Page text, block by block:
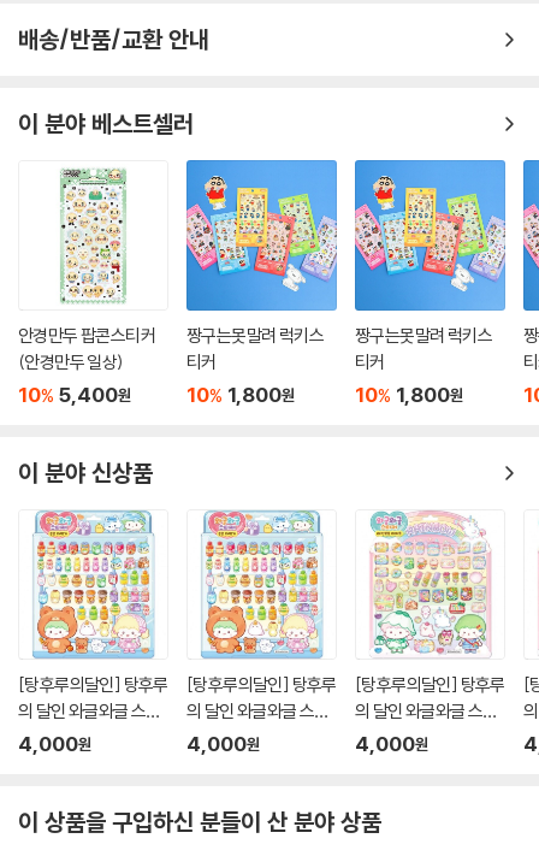
배송/반품/교환 안내
이 분야 베스트셀러
안경만두 팝콘스티커
(안경만두 일상)
10% 5,400원
짱구는못말려 럭키스
티커
10% 1,800원
짱구는못말려 럭키스
티커
10% 1,800원
이 분야 신상품
[탕후루의달인] 탕후루
의 달인 와글와글 스티
커 - 루루 자판기
4,000원
[탕후루의달인] 탕후루
의 달인 와글와글 스티
커 - 루루 자판기
4,000원
[탕후루의달인] 탕후루
의 달인 와글와글 스티
커 - 레인보우 디저트
4,000원
[
이 상품을 구입하신 분들이 산 분야 상품